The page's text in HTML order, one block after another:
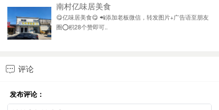
南村亿味居美食
😋亿味居美食😋 📲添加老板微信，转发图片+广告语至朋友
圈⭕积28个赞即可..
 评论
发布评论：